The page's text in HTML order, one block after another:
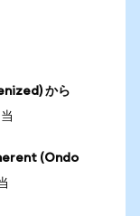
から
(Ondo